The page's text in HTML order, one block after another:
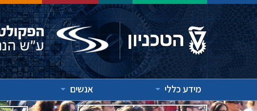
מידע כללי אנשים